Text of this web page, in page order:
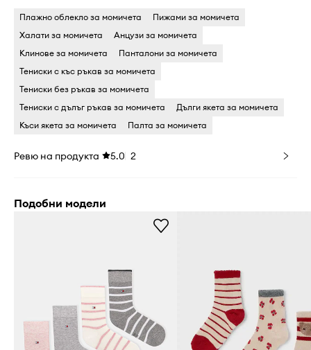
Плажно облекло за момичета
Пижами за момичета
Халати за момичета
Анцузи за момичета
Клинове за момичета
Панталони за момичета
Тениски с къс ръкав за момичета
Тениски без ръкав за момичета
Тениски с дълъг ръкав за момичета
Дълги якета за момичета
Къси якета за момичета
Палта за момичета
Ревю на продукта 5.0 2
Подобни модели